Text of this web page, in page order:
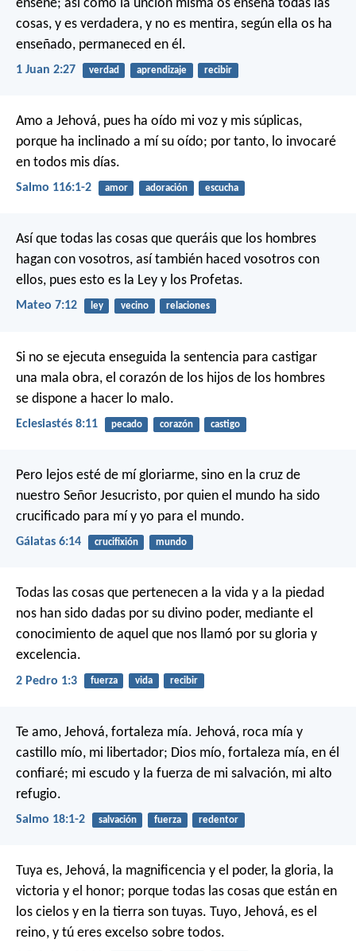
enseñe; así como la unción misma os enseña todas las
cosas, y es verdadera, y no es mentira, según ella os ha
enseñado, permaneced en él.
1 Juan 2:27 verdad aprendizaje recibir
Amo a Jehová, pues ha oído mi voz y mis súplicas,
porque ha inclinado a mí su oído; por tanto, lo invocaré
en todos mis días.
Salmo 116:1-2 amor adoración escucha
Así que todas las cosas que queráis que los hombres
hagan con vosotros, así también haced vosotros con
ellos, pues esto es la Ley y los Profetas.
Mateo 7:12 ley vecino relaciones
Si no se ejecuta enseguida la sentencia para castigar
una mala obra, el corazón de los hijos de los hombres
se dispone a hacer lo malo.
Eclesiastés 8:11 pecado corazón castigo
Pero lejos esté de mí gloriarme, sino en la cruz de
nuestro Señor Jesucristo, por quien el mundo ha sido
crucificado para mí y yo para el mundo.
Gálatas 6:14 crucifixión mundo
Todas las cosas que pertenecen a la vida y a la piedad
nos han sido dadas por su divino poder, mediante el
conocimiento de aquel que nos llamó por su gloria y
excelencia.
2 Pedro 1:3 fuerza vida recibir
Te amo, Jehová, fortaleza mía. Jehová, roca mía y
castillo mío, mi libertador; Dios mío, fortaleza mía, en él
confiaré; mi escudo y la fuerza de mi salvación, mi alto
refugio.
Salmo 18:1-2 salvación fuerza redentor
Tuya es, Jehová, la magnificencia y el poder, la gloria, la
victoria y el honor; porque todas las cosas que están en
los cielos y en la tierra son tuyas. Tuyo, Jehová, es el
reino, y tú eres excelso sobre todos.